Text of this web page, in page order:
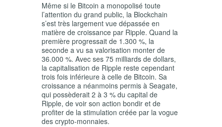
Même si le Bitcoin a monopolisé toute
l’attention du grand public, la Blockchain
s’est très largement vue dépassée en
matière de croissance par Ripple. Quand la
première progressait de 1.300 %, la
seconde a vu sa valorisation monter de
36.000 %. Avec ses 75 milliards de dollars,
la capitalisation de Ripple reste cependant
trois fois inférieure à celle de Bitcoin. Sa
croissance a néanmoins permis à Seagate,
qui possèderait 2 à 3 % du capital de
Ripple, de voir son action bondir et de
profiter de la stimulation créée par la vogue
des crypto-monnaies.